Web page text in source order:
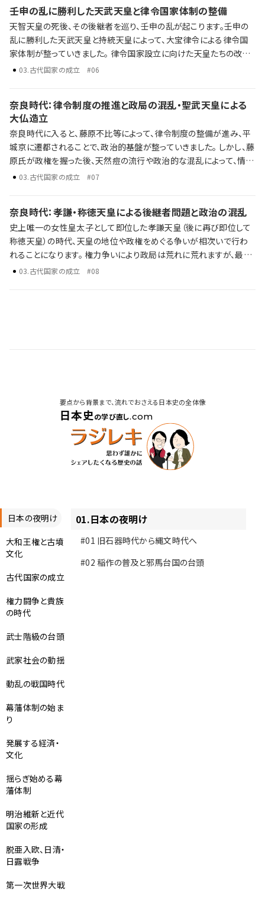
ない彼らの野望、戦略、そして後の時代への影響を、ラジレキが独自
解説します。
壬申の乱に勝利した天武天皇と律令国家体制の整備
天智天皇の死後、その後継者を巡り、壬申の乱が起こります。壬申の
乱に勝利した天武天皇と持統天皇によって、大宝律令による律令国
家体制が整っていきました。 律令国家設立に向けた天皇たちの改革
大宝律令の制定とその統治体制 税金の仕組みと、厳しい税金に苦し
03.古代国家の成立 #06
奈良時代：律令制度の推進と政局の混乱・聖武天皇による
大仏造立
奈良時代に入ると、藤原不比等によって、律令制度の整備が進み、平
城京に遷都されることで、政治的基盤が整っていきました。 しかし、藤
原氏が政権を握った後、天然痘の流行や政治的な混乱によって、情勢
は乱れていきます。 平城京への遷都の律令制度の推進 政局の混乱
解説します。
03.古代国家の成立 #07
奈良時代：孝謙・称徳天皇による後継者問題と政治の混乱
史上唯一の女性皇太子として即位した孝謙天皇（後に再び即位して
称徳天皇）の時代、天皇の地位や政権をめぐる争いが相次いで行わ
れることになります。 権力争いにより政局は荒れに荒れますが、最終
的に天皇位は、天武天皇系ではなく天智天皇の孫である光仁天皇が
03.古代国家の成立 #08
要点から背景まで、流れでおさえる日本史の全体像
日本史の学び直し.com
日本の夜明け
大和王権と古墳
文化
古代国家の成立
権力闘争と貴族
の時代
武士階級の台頭
武家社会の動揺
動乱の戦国時代
幕藩体制の始ま
り
発展する経済・
文化
揺らぎ始める幕
藩体制
明治維新と近代
国家の形成
脱亜入欧、日清・
日露戦争
第一次世界大戦
01.日本の夜明け
#01 旧石器時代から縄文時代へ
#02 稲作の普及と邪馬台国の台頭